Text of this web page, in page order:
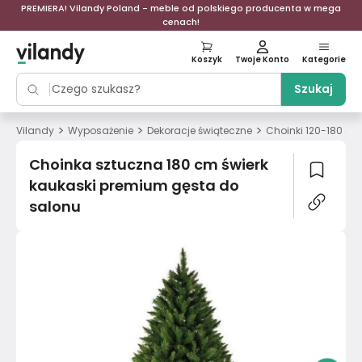
PREMIERA! Vilandy Poland - meble od polskiego producenta w mega
cenach!
Szukaj
Koszyk Twoje Konto Kategorie
Vilandy > Wyposażenie > Dekoracje świąteczne > Choinki 120-180 cm
Choinka sztuczna 180 cm świerk
kaukaski premium gęsta do
salonu